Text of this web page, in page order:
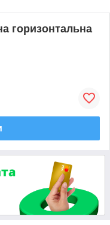
горизонтальна